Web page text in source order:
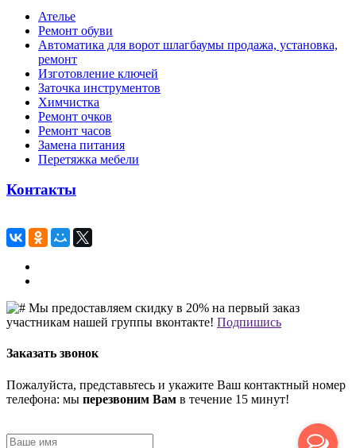
Ателье
Ремонт обуви
Автоматика для ворот шлагбаумы продажа, установка,
ремонт
Изготовление ключей
Заточка инструментов
Химчистка
Ремонт очков
Ремонт часов
Замена питания
Перетяжка мебели
Контакты
Мы предоставляем скидку в 20% на первый заказ
участникам нашей группы вконтакте! Подпишись
Заказать звонок
Пожалуйста, представьтесь и укажите Ваш контактный номер
телефона: мы перезвоним Вам в течение 15 минут!